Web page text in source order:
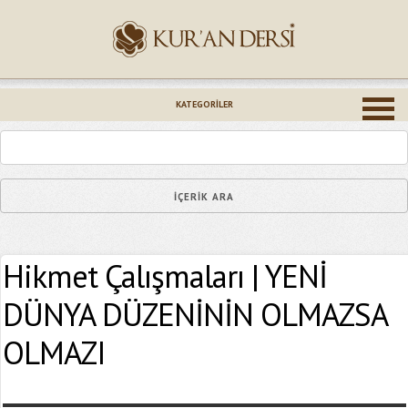
KATEGORILER
Hikmet Çalışmaları | YENİ
DÜNYA DÜZENİNİN OLMAZSA
OLMAZI
Epostanız (*)
Yaşadığınız Hatanın Ayrıntıları